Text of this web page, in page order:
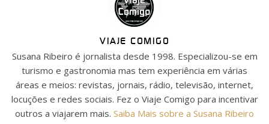
VIAJE COMIGO
Susana Ribeiro é jornalista desde 1998. Especializou-se em
turismo e gastronomia mas tem experiência em várias
áreas e meios: revistas, jornais, rádio, televisão, internet,
locuções e redes sociais. Fez o Viaje Comigo para incentivar
outros a viajarem mais. Saiba Mais sobre a Susana Ribeiro